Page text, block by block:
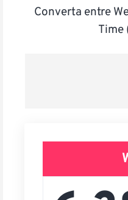
Converta entre
Time